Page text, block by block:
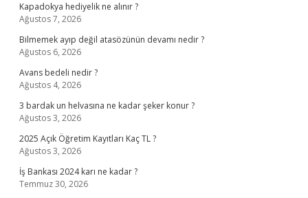
Kapadokya hediyelik ne alınır ?
Ağustos 7, 2026
Bilmemek ayıp değil atasözünün devamı nedir ?
Ağustos 6, 2026
Avans bedeli nedir ?
Ağustos 4, 2026
3 bardak un helvasına ne kadar şeker konur ?
Ağustos 3, 2026
2025 Açık Öğretim Kayıtları Kaç TL ?
Ağustos 3, 2026
İş Bankası 2024 karı ne kadar ?
Temmuz 30, 2026